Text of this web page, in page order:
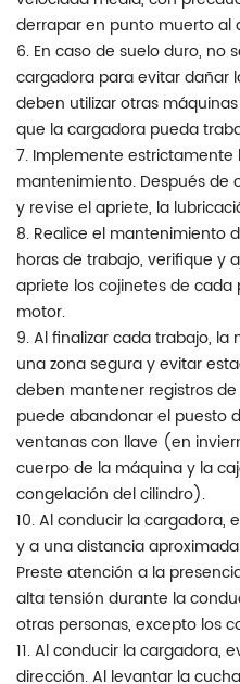
derrapar en punto muerto al
6. En caso de suelo duro, no
cargadora para evitar dañar
deben utilizar otras
que la cargadora pueda
7. Implemente
mantenimiento. Después de
y revise el apriete, la
8. Realice el mantenimiento
horas de trabajo, verifique y
apriete los cojinetes de
motor.
9. Al finalizar cada trabajo,
una zona segura y evitar
deben mantener registros
puede abandonar el puesto
ventanas con llave (en
cuerpo de la máquina y la
congelación del cilindro).
10. Al conducir la cargadora,
y a una distancia
Preste atención a la
alta tensión durante la
otras personas, excepto los
11. Al conducir la cargadora,
dirección. Al levantar la